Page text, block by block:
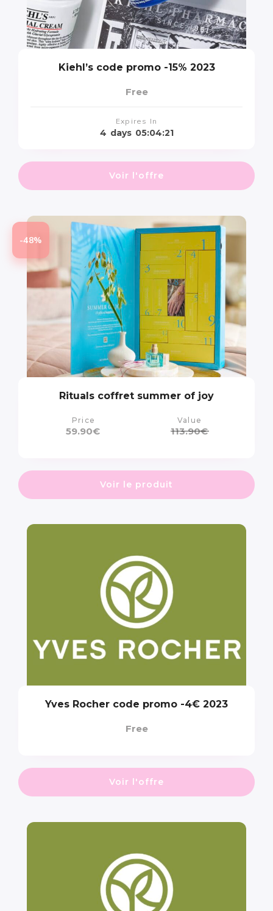
Kiehl’s code promo -15% 2023
Free
Expires In
4 days 05:04:20
Voir l'offre
-48%
Rituals coffret summer of joy
Price
59.90€
Value
113.90€
Voir le produit
Yves Rocher code promo -4€ 2023
Free
Voir l'offre